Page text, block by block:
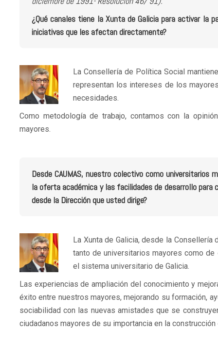
¿Qué canales tiene la Xunta de Galicia para activar la
iniciativas que les afectan directamente?
La Consellería de Política Social
representan los intereses de los
necesidades.
Como metodología de trabajo, contamos con la
mayores.
Desde CAUMAS, nuestro colectivo como universitarios
la oferta académica y las facilidades de desarrollo para
desde la Dirección que usted dirige?
La Xunta de Galicia, desde la
tanto de universitarios mayores como
el sistema universitario de Galicia.
Las experiencias de ampliación del conocimiento y
éxito entre nuestros mayores, mejorando su formación,
sociabilidad con las nuevas amistades que se
ciudadanos mayores de su importancia en la